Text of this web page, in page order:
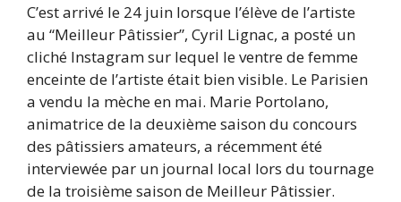
C’est arrivé le 24 juin lorsque l’élève de l’artiste
au “Meilleur Pâtissier”, Cyril Lignac, a posté un
cliché Instagram sur lequel le ventre de femme
enceinte de l’artiste était bien visible. Le Parisien
a vendu la mèche en mai. Marie Portolano,
animatrice de la deuxième saison du concours
des pâtissiers amateurs, a récemment été
interviewée par un journal local lors du tournage
de la troisième saison de Meilleur Pâtissier.